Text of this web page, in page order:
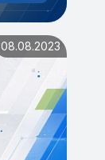
08.08.2023